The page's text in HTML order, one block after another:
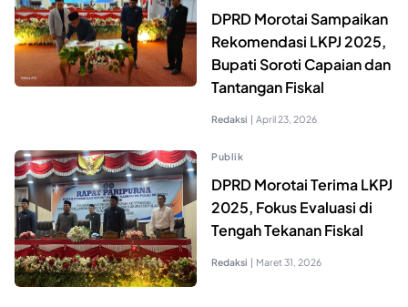
DPRD Morotai Sampaikan
Rekomendasi LKPJ 2025,
Bupati Soroti Capaian dan
Tantangan Fiskal
Redaksi | April 23, 2026
Publik
DPRD Morotai Terima LKPJ
2025, Fokus Evaluasi di
Tengah Tekanan Fiskal
Redaksi | Maret 31, 2026